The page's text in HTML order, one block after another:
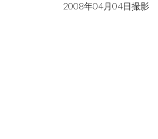
2008年04月04日撮影